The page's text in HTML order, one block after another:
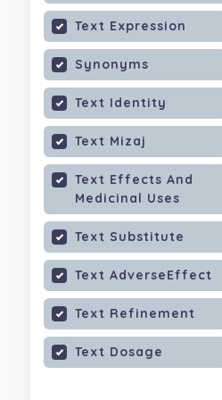
Text Expression
Synonyms
Text Identity
Text Mizaj
Text Effects And
Medicinal Uses
Text Substitute
Text AdverseEffect
Text Refinement
Text Dosage